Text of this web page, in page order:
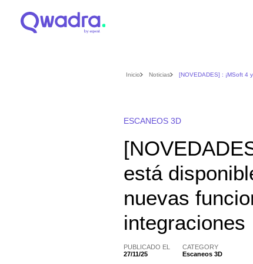
Inicio Noticias [NOVEDADES] : ¡MSoft 4
ESCANEOS 3D
está
nuevas
integraciones
PUBLICADO EL
27/11/25
CATEGORY
Escaneos 3D